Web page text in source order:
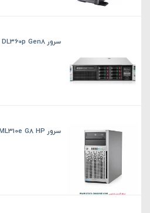
سرور ProLiant DL360p Gen8 اچ پی
سرور ProLiant ML310e G8 HP